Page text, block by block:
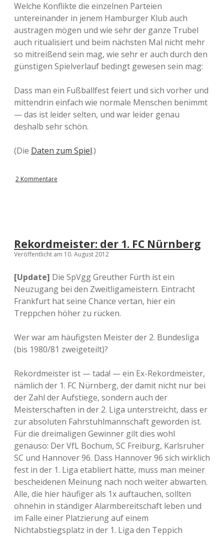
Welche Konflikte die einzelnen Parteien
untereinander in jenem Hamburger Klub auch
austragen mögen und wie sehr der ganze Trubel
auch ritualisiert und beim nächsten Mal nicht mehr
so mitreißend sein mag, wie sehr er auch durch den
günstigen Spielverlauf bedingt gewesen sein mag:
Dass man ein Fußballfest feiert und sich vorher und
mittendrin einfach wie normale Menschen benimmt
— das ist leider selten, und war leider genau
deshalb sehr schön.
(Die Daten zum Spiel.)
2 Kommentare
Rekordmeister: der 1. FC Nürnberg
Veröffentlicht am 10. August 2012
[Update] Die SpVgg Greuther Fürth ist ein
Neuzugang bei den Zweitligameistern. Eintracht
Frankfurt hat seine Chance vertan, hier ein
Treppchen höher zu rücken.
Wer war am häufigsten Meister der 2. Bundesliga
(bis 1980/81 zweigeteilt)?
Rekordmeister ist — tada! — ein Ex-Rekordmeister,
nämlich der 1. FC Nürnberg, der damit nicht nur bei
der Zahl der Aufstiege, sondern auch der
Meisterschaften in der 2. Liga unterstreicht, dass er
zur absoluten Fahrstuhlmannschaft geworden ist.
Für die dreimaligen Gewinner gilt dies wohl
genauso: Der VfL Bochum, SC Freiburg, Karlsruher
SC und Hannover 96. Dass Hannover 96 sich wirklich
fest in der 1. Liga etabliert hätte, muss man meiner
bescheidenen Meinung nach noch weiter abwarten.
Alle, die hier häufiger als 1x auftauchen, sollten
ohnehin in ständiger Alarmbereitschaft leben und
im Falle einer Platzierung auf einem
Nichtabstiegsplatz in der 1. Liga den Teppich